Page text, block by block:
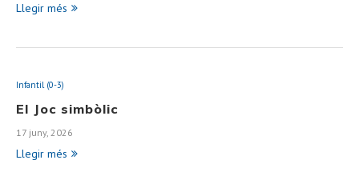
Llegir més
Infantil (0-3)
El Joc simbòlic
17 juny, 2026
Llegir més